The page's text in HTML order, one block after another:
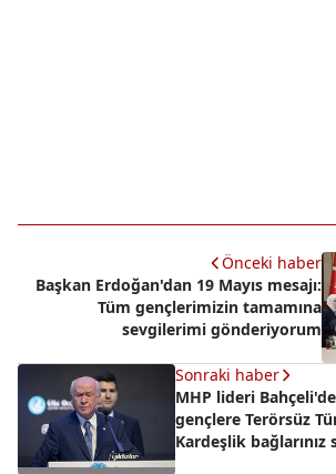
Önceki haber
Başkan Erdoğan'dan 19 Mayıs mesajı:
Tüm gençlerimizin tamamına
sevgilerimi gönderiyorum
Sonraki haber
MHP lideri
gençlere Terörsüz
Kardeşlik